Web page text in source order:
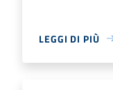
LEGGI DI PIÙ